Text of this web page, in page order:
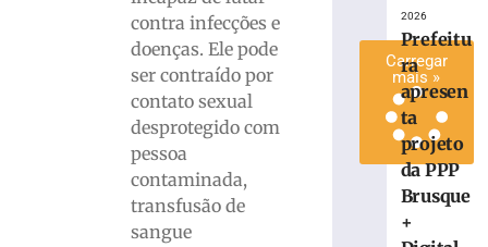
contra infecções e
doenças. Ele pode
ser contraído por
contato sexual
desprotegido com
pessoa
contaminada,
transfusão de
sangue
Carregar
mais »
2026
Prefeitu
ra
apresen
ta
projeto
da PPP
Brusque
+